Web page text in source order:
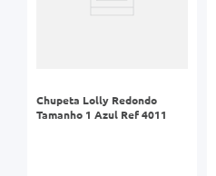
Chupeta Lolly Redondo
Tamanho 1 Azul Ref 4011